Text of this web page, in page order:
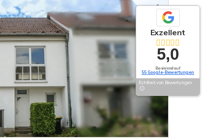
Exzellent
5,0
Basierend auf
55 Google-Bewertungen
Echtheit von Bewertungen